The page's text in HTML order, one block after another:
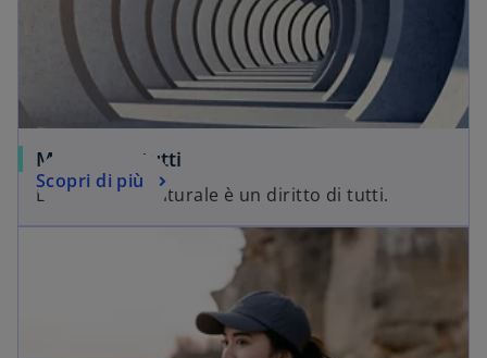
Museo per tutti
La fruizione culturale è un diritto di tutti.
Scopri di più